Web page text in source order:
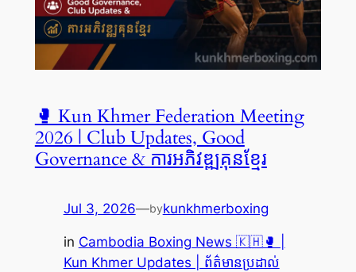
🥊 Kun Khmer Federation Meeting
2026 | Club Updates, Good
Governance & ការអភិវឌ្ឍគុនខ្មែរ
Jul 3, 2026—bykunkhmerboxing
in Cambodia Boxing News 🇰🇭🥊 |
Kun Khmer Updates | ព័ត៌មានប្រដាល់